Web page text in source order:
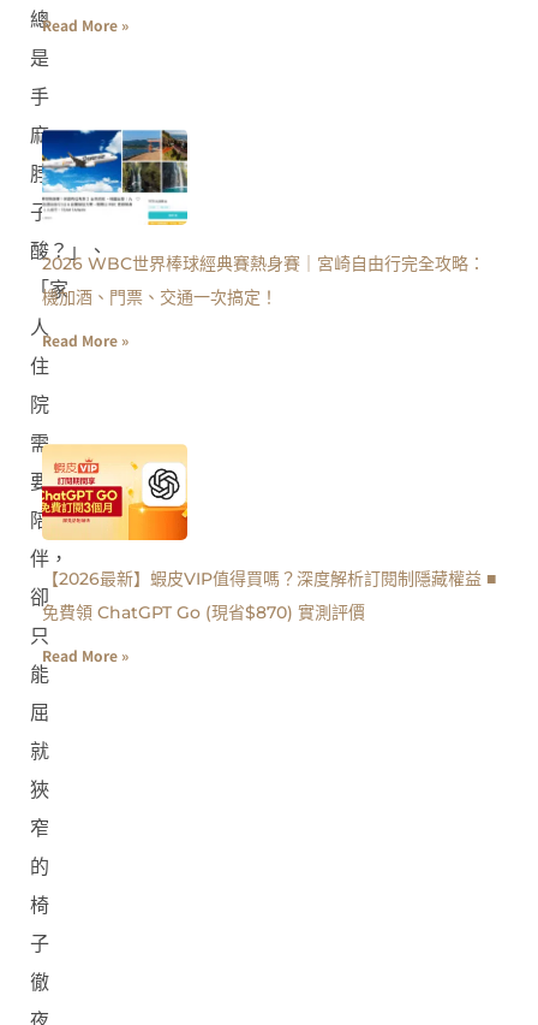
總
是
手
麻
脖
子
酸？」、
「家
人
住
院
需
要
陪
伴，
卻
只
能
屈
就
狹
窄
的
椅
子
徹
Read More »
2026 WBC世界棒球經典賽熱身賽｜宮崎自由行完全攻略：
機加酒、門票、交通一次搞定！
Read More »
【2026最新】蝦皮VIP值得買嗎？深度解析訂閱制隱藏權益 ■
免費領 ChatGPT Go (現省$870) 實測評價
Read More »